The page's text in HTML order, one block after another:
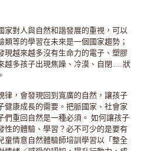
家對人與自然和諧發展的重視，可以
等的學習在未來是一個國家趨勢；
現越來越多沒有生命力的電子、塑膠
越多孩子出現焦躁、冷漠、自閉……狀
律，會發現回到寬廣的自然，讓孩子
健康成長的需要。把脈國家、社會家
們重回自然是一種必須。 如何讓孩子
性的體驗、學習？必不可少的是要有
童情意自然體驗師培訓學習以「整全